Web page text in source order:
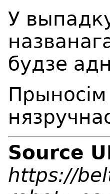
У
будзе
Source
https://